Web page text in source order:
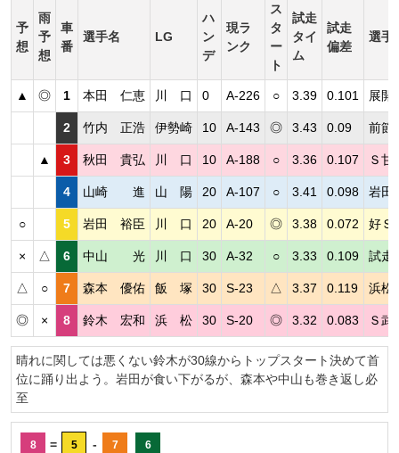
予
想
雨
予
想
車
番
選手名 LG
ハ
ン
デ
現ラ
ンク
ス
タ
ー
ト
試走
タイ
ム
試走
偏差
選手
▲ ◎ 1 本田 仁恵 川 口 0 A-226 ○ 3.39 0.101 展開
2 竹内 正浩 伊勢崎 10 A-143 ◎ 3.43 0.09 前節
▲ 3 秋田 貴弘 川 口 10 A-188 ○ 3.36 0.107 Ｓ甘
4 山崎 進 山 陽 20 A-107 ○ 3.41 0.098 岩田
○ 5 岩田 裕臣 川 口 20 A-20 ◎ 3.38 0.072 好Ｓ
× △ 6 中山 光 川 口 30 A-32 ○ 3.33 0.109 試走
△ ○ 7 森本 優佑 飯 塚 30 S-23 △ 3.37 0.119 浜松
◎ × 8 鈴木 宏和 浜 松 30 S-20 ◎ 3.32 0.083 Ｓ武
晴れに関しては悪くない鈴木が30線からトップスタート決めて首
位に踊り出よう。岩田が食い下がるが、森本や中山も巻き返し必
至
8 = 5 - 7 6